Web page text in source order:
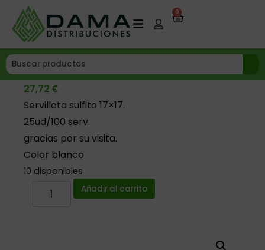
0
27,72 €
Servilleta sulfito 17×17.
25ud/100 serv.
gracias por su visita.
Color blanco
10 disponibles
Añadir al carrito